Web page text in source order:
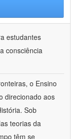
estudantes
consciência
o Ensino
direcionado aos
Sob
teorias da
têm se